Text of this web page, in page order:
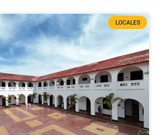
LOCALES